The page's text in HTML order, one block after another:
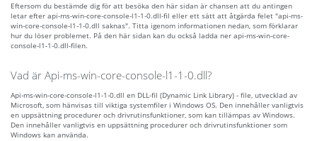
Eftersom du bestämde dig för att besöka den här sidan är chansen att du antingen
letar efter api-ms-win-core-console-l1-1-0.dll-fil eller ett sätt att åtgärda felet "api-ms-
win-core-console-l1-1-0.dll saknas". Titta igenom informationen nedan, som förklarar
hur du löser problemet. På den här sidan kan du också ladda ner api-ms-win-core-
console-l1-1-0.dll-filen.
Vad är Api-ms-win-core-console-l1-1-0.dll?
Api-ms-win-core-console-l1-1-0.dll en DLL-fil (Dynamic Link Library) - file, utvecklad av
Microsoft, som hänvisas till viktiga systemfiler i Windows OS. Den innehåller vanligtvis
en uppsättning procedurer och drivrutinsfunktioner, som kan tillämpas av Windows.
Den innehåller vanligtvis en uppsättning procedurer och drivrutinsfunktioner som
Windows kan använda.